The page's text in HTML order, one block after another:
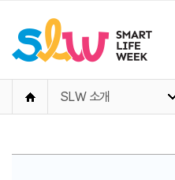
SLW 소개